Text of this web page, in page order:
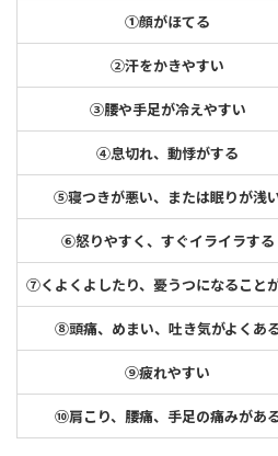
①顔がほてる
②汗をかきやすい
③腰や手足が冷えやすい
④息切れ、動悸がする
⑤寝つきが悪い、または眠りが浅
⑥怒りやすく、すぐイライラする
⑦くよくよしたり、憂うつになること
⑧頭痛、めまい、吐き気がよくあ
⑨疲れやすい
⑩肩こり、腰痛、手足の痛みがあ